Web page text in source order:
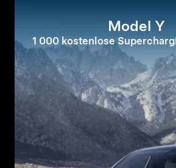
Model Y
1 000 kostenlose